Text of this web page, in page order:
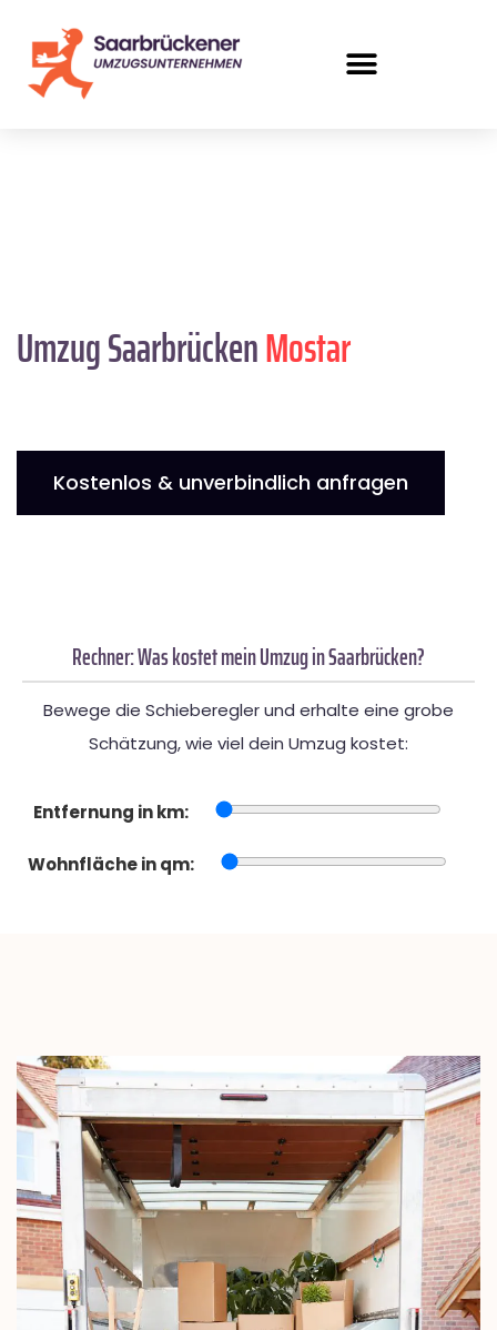
Umzug SaarbrückenMostar
Kostenlos & unverbindlich anfragen
Rechner: Was kostet mein Umzug in Saarbrücken?
Bewege die Schieberegler und erhalte eine grobe
Schätzung, wie viel dein Umzug kostet:
Entfernung in km:
Wohnfläche in qm: